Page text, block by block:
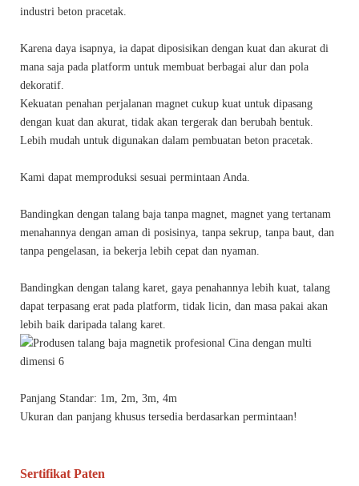
industri beton pracetak.
Karena daya isapnya, ia dapat diposisikan dengan kuat dan akurat di
mana saja pada platform untuk membuat berbagai alur dan pola
dekoratif.
Kekuatan penahan perjalanan magnet cukup kuat untuk dipasang
dengan kuat dan akurat, tidak akan tergerak dan berubah bentuk.
Lebih mudah untuk digunakan dalam pembuatan beton pracetak.
Kami dapat memproduksi sesuai permintaan Anda.
Bandingkan dengan talang baja tanpa magnet, magnet yang tertanam
menahannya dengan aman di posisinya, tanpa sekrup, tanpa baut, dan
tanpa pengelasan, ia bekerja lebih cepat dan nyaman.
Bandingkan dengan talang karet, gaya penahannya lebih kuat, talang
dapat terpasang erat pada platform, tidak licin, dan masa pakai akan
lebih baik daripada talang karet.
Panjang Standar: 1m, 2m, 3m, 4m
Ukuran dan panjang khusus tersedia berdasarkan permintaan!
Sertifikat Paten